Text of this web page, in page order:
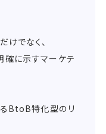
けでなく、
に示すマーケテ
BtoB特化型のリ